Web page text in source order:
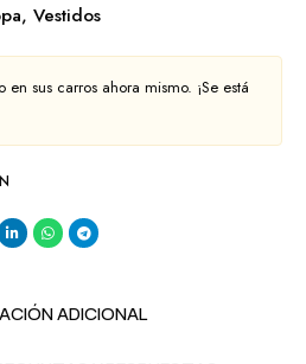
, Vestidos
en sus carros ahora mismo. ¡Se está
ADICIONAL